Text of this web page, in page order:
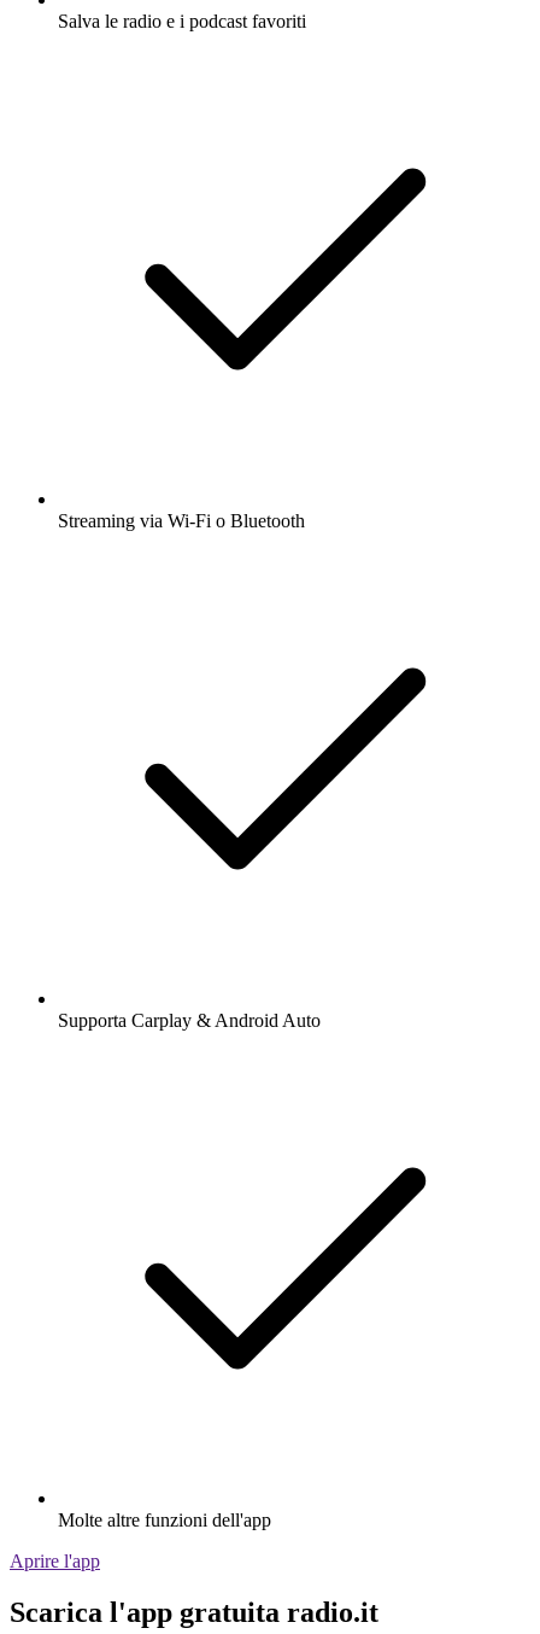
Salva le radio e i podcast favoriti
Streaming via Wi-Fi o Bluetooth
Supporta Carplay & Android Auto
Molte altre funzioni dell'app
Aprire l'app
Scarica l'app gratuita radio.it